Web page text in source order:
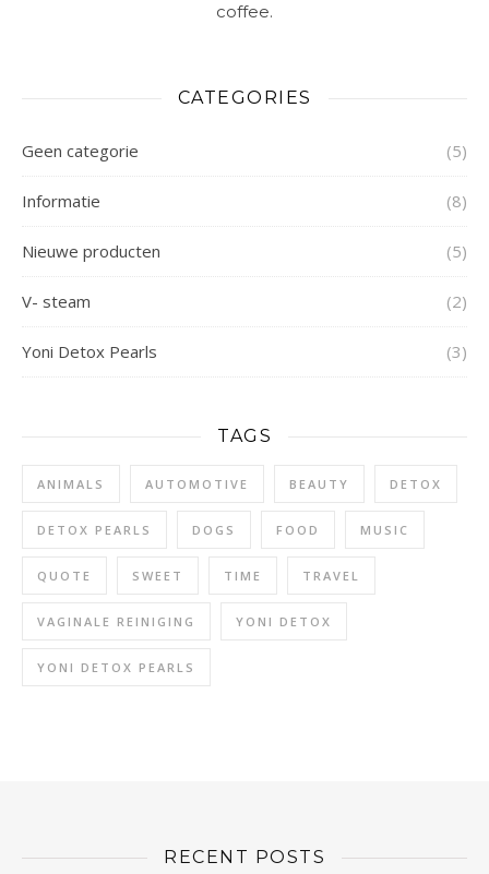
coffee.
CATEGORIES
Geen categorie (5)
Informatie (8)
Nieuwe producten (5)
V- steam (2)
Yoni Detox Pearls (3)
TAGS
ANIMALS AUTOMOTIVE BEAUTY DETOX
DETOX PEARLS DOGS FOOD MUSIC
QUOTE SWEET TIME TRAVEL
VAGINALE REINIGING YONI DETOX
YONI DETOX PEARLS
RECENT POSTS